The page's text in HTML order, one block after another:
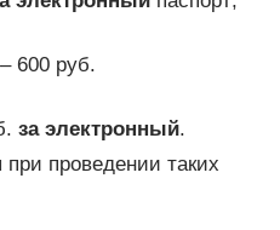
600 руб.
за электронный.
проведении таких